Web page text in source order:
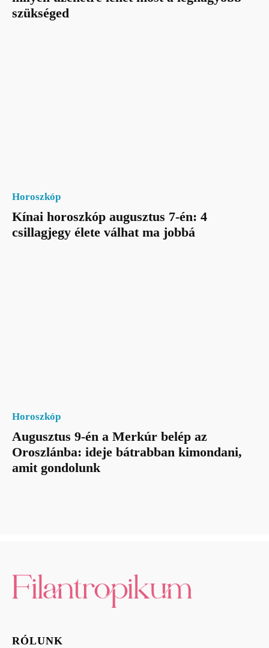
szükséged
Horoszkóp
Kínai horoszkóp augusztus 7-én: 4
csillagjegy élete válhat ma jobbá
Horoszkóp
Augusztus 9-én a Merkúr belép az
Oroszlánba: ideje bátrabban kimondani,
amit gondolunk
RÓLUNK